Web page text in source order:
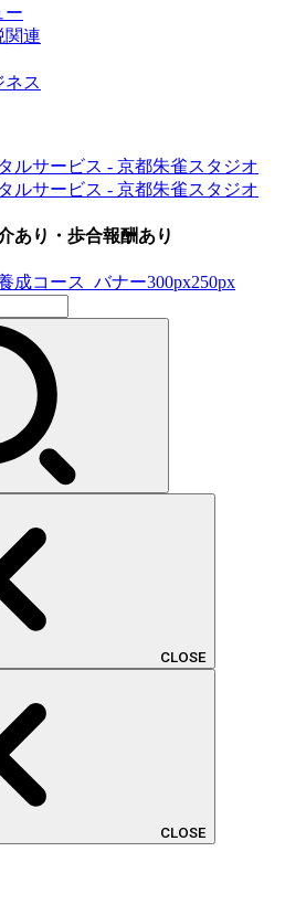
ー
関連
ネス
あり・歩合報酬あり
CLOSE
CLOSE